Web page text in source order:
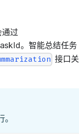
过
。智能总结任务
接口关